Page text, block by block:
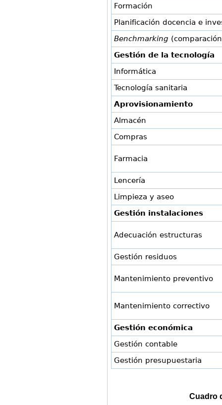
Formación
Planificación docencia e
Benchmarking
Gestión de la tecnología
Informática
Tecnología sanitaria
Aprovisionamiento
Almacén
Compras
Farmacia
Lencería
Limpieza y aseo
Gestión instalaciones
Adecuación estructuras
Gestión residuos
Mantenimiento preventivo
Mantenimiento correctivo
Gestión económica
Gestión contable
Gestión presupuestaria
Cuadro